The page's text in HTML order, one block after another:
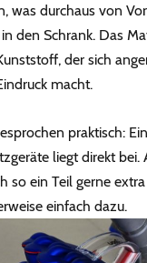
was durchaus von
den Schrank. Das
der sich
macht.
praktisch:
liegt direkt bei.
so ein Teil gerne
einfach dazu.